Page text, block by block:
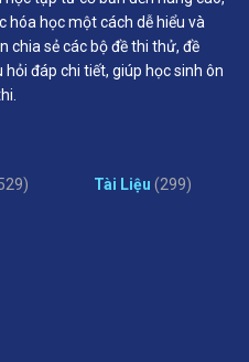
hóa học một cách dễ hiểu và
chia sẻ các bộ đề thi thử, đề
đáp chi tiết, giúp học sinh ôn
Tài Liệu (299)